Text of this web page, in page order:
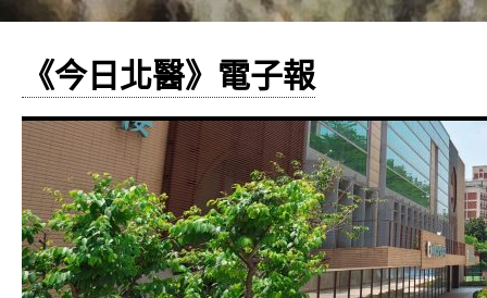
《今日北醫》電子報